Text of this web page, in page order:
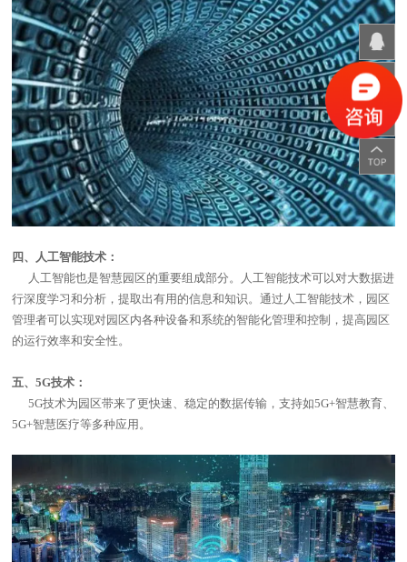
四、人工智能技术：
人工智能也是智慧园区的重要组成部分。人工智能技术可以对大数据进
行深度学习和分析，提取出有用的信息和知识。通过人工智能技术，园区
管理者可以实现对园区内各种设备和系统的智能化管理和控制，提高园区
的运行效率和安全性。
五、5G技术：
5G技术为园区带来了更快速、稳定的数据传输，支持如5G+智慧教育、
5G+智慧医疗等多种应用。